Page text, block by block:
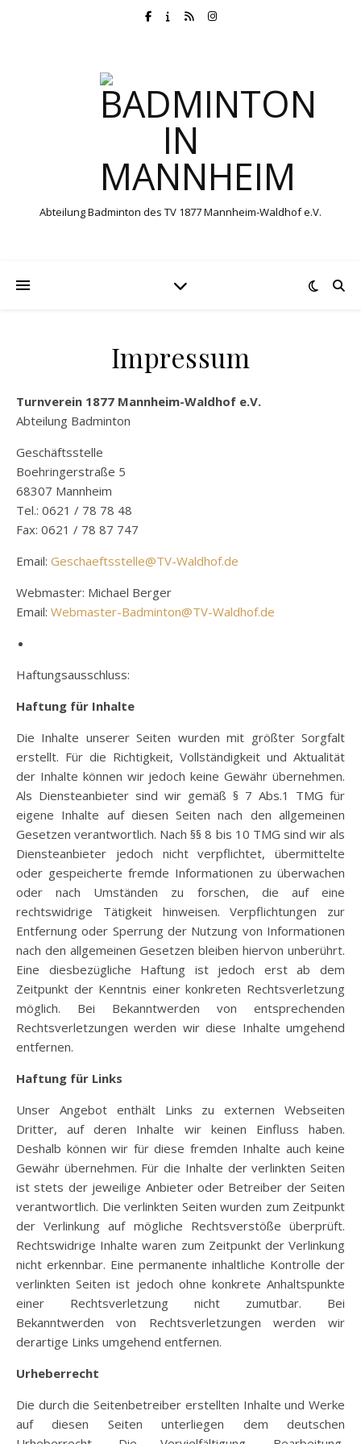
Abteilung Badminton des TV 1877 Mannheim-Waldhof e.V.
Impressum
Turnverein 1877 Mannheim-Waldhof e.V.
Abteilung Badminton
Geschäftsstelle
Boehringerstraße 5
68307 Mannheim
Tel.: 0621 / 78 78 48
Fax: 0621 / 78 87 747
Email: Geschaeftsstelle@TV-Waldhof.de
Webmaster: Michael Berger
Email: Webmaster-Badminton@TV-Waldhof.de
Haftungsausschluss:
Haftung für Inhalte
Die Inhalte unserer Seiten wurden mit größter Sorgfalt
erstellt. Für die Richtigkeit, Vollständigkeit und Aktualität
der Inhalte können wir jedoch keine Gewähr übernehmen.
Als Diensteanbieter sind wir gemäß § 7 Abs.1 TMG für
eigene Inhalte auf diesen Seiten nach den allgemeinen
Gesetzen verantwortlich. Nach §§ 8 bis 10 TMG sind wir als
Diensteanbieter jedoch nicht verpflichtet, übermittelte
oder gespeicherte fremde Informationen zu überwachen
oder nach Umständen zu forschen, die auf eine
rechtswidrige Tätigkeit hinweisen. Verpflichtungen zur
Entfernung oder Sperrung der Nutzung von Informationen
nach den allgemeinen Gesetzen bleiben hiervon unberührt.
Eine diesbezügliche Haftung ist jedoch erst ab dem
Zeitpunkt der Kenntnis einer konkreten Rechtsverletzung
möglich. Bei Bekanntwerden von entsprechenden
Rechtsverletzungen werden wir diese Inhalte umgehend
entfernen.
Haftung für Links
Unser Angebot enthält Links zu externen Webseiten
Dritter, auf deren Inhalte wir keinen Einfluss haben.
Deshalb können wir für diese fremden Inhalte auch keine
Gewähr übernehmen. Für die Inhalte der verlinkten Seiten
ist stets der jeweilige Anbieter oder Betreiber der Seiten
verantwortlich. Die verlinkten Seiten wurden zum Zeitpunkt
der Verlinkung auf mögliche Rechtsverstöße überprüft.
Rechtswidrige Inhalte waren zum Zeitpunkt der Verlinkung
nicht erkennbar. Eine permanente inhaltliche Kontrolle der
verlinkten Seiten ist jedoch ohne konkrete Anhaltspunkte
einer Rechtsverletzung nicht zumutbar. Bei
Bekanntwerden von Rechtsverletzungen werden wir
derartige Links umgehend entfernen.
Urheberrecht
Die durch die Seitenbetreiber erstellten Inhalte und Werke
auf diesen Seiten unterliegen dem deutschen